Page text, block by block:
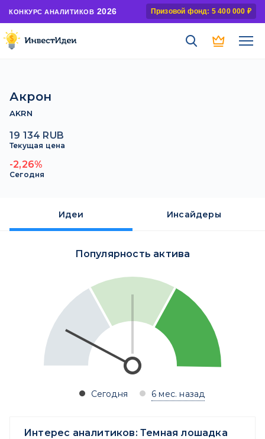
КОНКУРС АНАЛИТИКОВ 2026 Призовой фонд: 5 400 000 ₽
Акрон
AKRN
19 134 RUB
Текущая цена
-2,26%
Сегодня
Идеи Инсайдеры
Популярность актива
Сегодня 6 мес. назад
Интерес аналитиков: Темная лошадка